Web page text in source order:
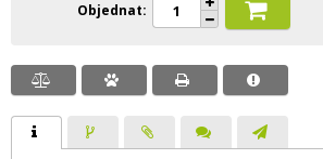
Objednat